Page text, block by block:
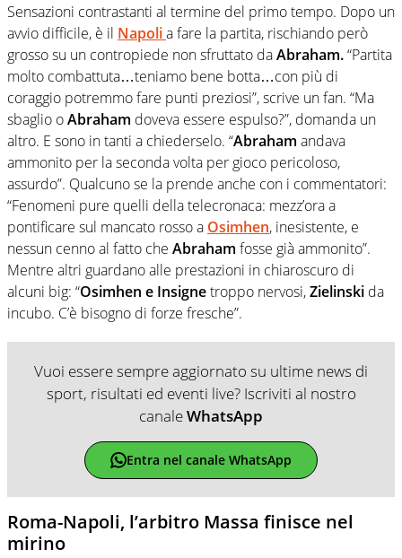
Sensazioni contrastanti al termine del primo tempo. Dopo un
avvio difficile, è il Napolia fare la partita, rischiando però
grosso su un contropiede non sfruttato daAbraham.“Partita
molto combattuta…teniamo bene botta…con più di
coraggio potremmo fare punti preziosi”, scrive un fan. “Ma
sbaglio oAbraham doveva essere espulso?”, domanda un
altro. E sono in tanti a chiederselo. “Abraham andava
ammonito per la seconda volta per gioco pericoloso,
assurdo”. Qualcuno se la prende anche con i commentatori:
“Fenomeni pure quelli della telecronaca: mezz’ora a
pontificare sul mancato rosso a Osimhen, inesistente, e
nessun cenno al fatto che Abraham fosse già ammonito”.
Mentre altri guardano alle prestazioni in chiaroscuro di
alcuni big: “Osimhen e Insignetroppo nervosi,Zielinski da
incubo. C’è bisogno di forze fresche”.
Vuoi essere sempre aggiornato su ultime news di
sport, risultati ed eventi live? Iscriviti al nostro
canaleWhatsApp
Entra nel canale WhatsApp
Roma-Napoli, l’arbitro Massa finisce nel
mirino